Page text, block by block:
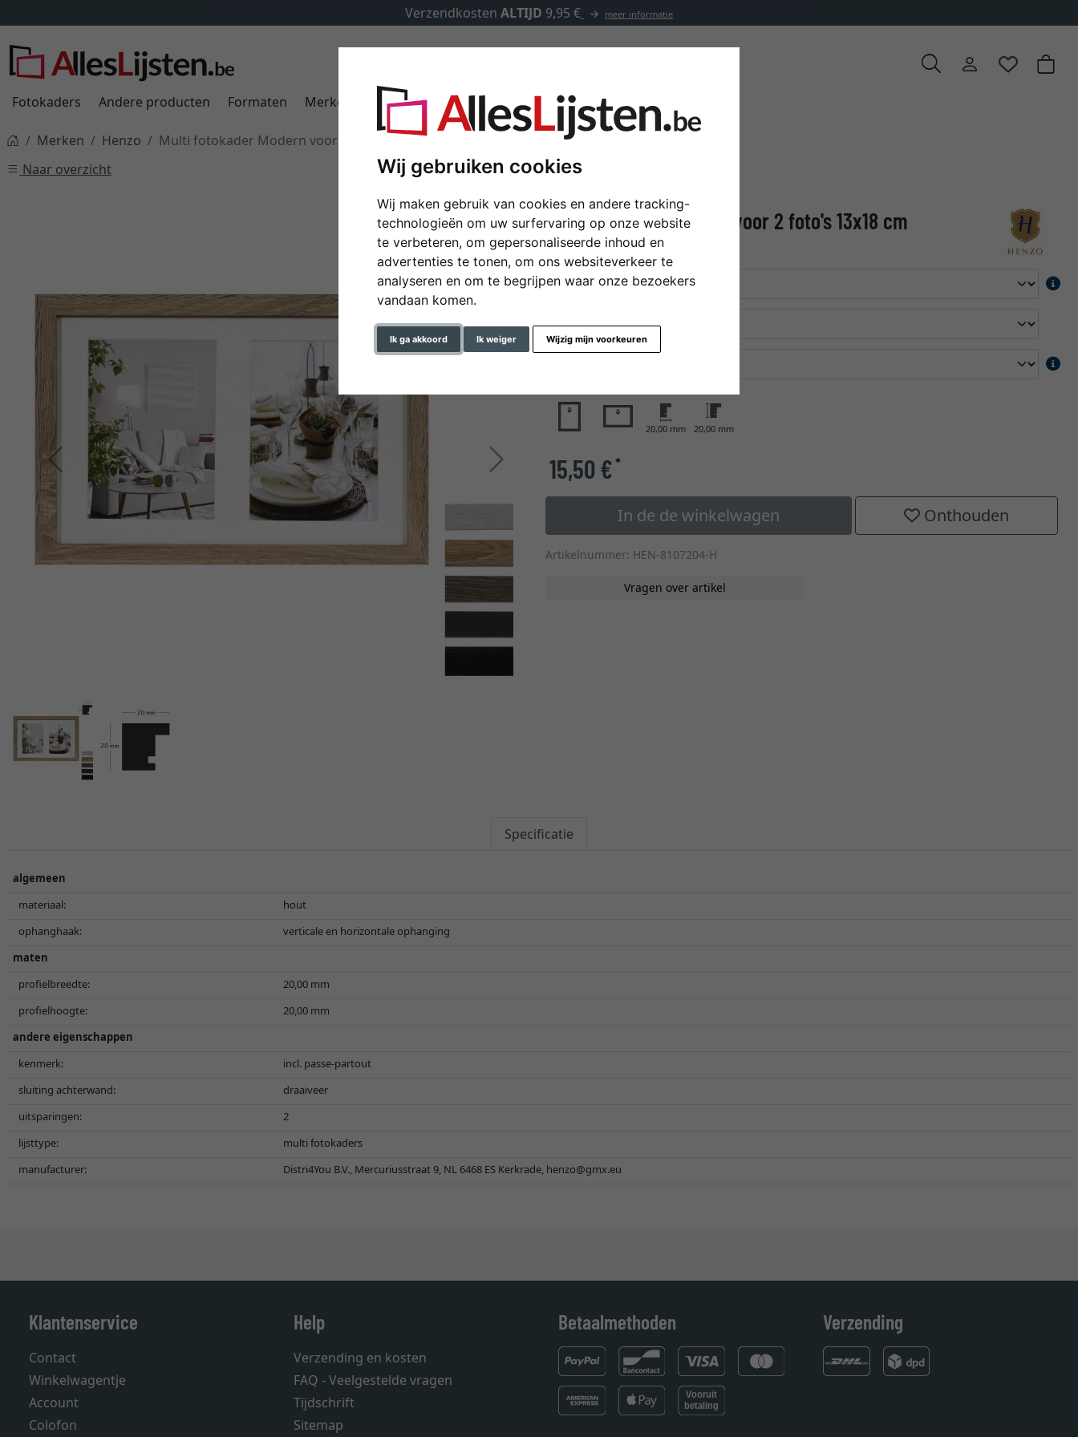
Wij gebruiken cookies
Wij maken gebruik van cookies en andere tracking-
technologieën om uw surfervaring op onze website
te verbeteren, om gepersonaliseerde inhoud en
advertenties te tonen, om ons websiteverkeer te
analyseren en om te begrijpen waar onze bezoekers
vandaan komen.
Ik ga akkoord Ik weiger Wijzig mijn voorkeuren
Verzendkosten ALTIJD 9,95 € meer informatie
Fotokaders Andere producten Formaten Merken Kaders op maat Passe-partouts Toebehoren
Merken Henzo
Multi fotokader Modern voor 2 foto's 13x18 cm
Naar overzicht
Terug Verder
Multi fotokader Modern voor 2 foto's 13x18 cm
formaat
kleur
20,00 mm 20,00 mm
15,50 €*
In de de winkelwagen Onthouden
Artikelnummer: HEN-8107204-H
Vragen over artikel
Specificatie
algemeen
materiaal:
hout
ophanghaak:
verticale en horizontale ophanging
maten
profielbreedte:
20,00 mm
profielhoogte:
20,00 mm
andere eigenschappen
kenmerk:
incl. passe-partout
sluiting achterwand:
draaiveer
uitsparingen:
2
lijsttype:
multi fotokaders
manufacturer:
Distri4You B.V., Mercuriusstraat 9, NL 6468 ES Kerkrade, henzo@gmx.eu
Klantenservice
Contact
Winkelwagentje
Account
Colofon
Help
Verzending en kosten
FAQ - Veelgestelde vragen
Tijdschrift
Sitemap
Betaalmethoden Verzending